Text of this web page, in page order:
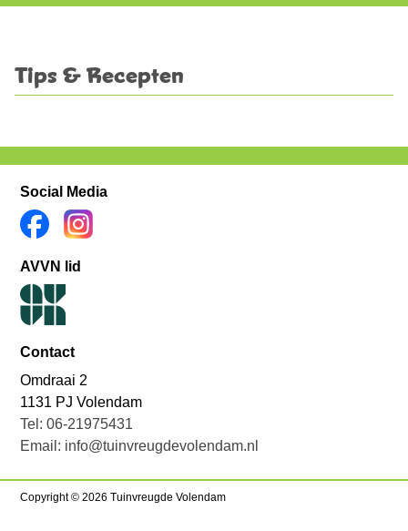
Tips & Recepten
Social Media
AVVN lid
Contact
Omdraai 2
1131 PJ Volendam
Tel: 06-21975431
Email: info@tuinvreugdevolendam.nl
Copyright © 2026 Tuinvreugde Volendam